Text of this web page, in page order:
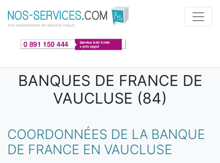
Aller au contenu principal
BANQUES DE FRANCE DE
VAUCLUSE (84)
COORDONNÉES DE LA BANQUE
DE FRANCE EN VAUCLUSE